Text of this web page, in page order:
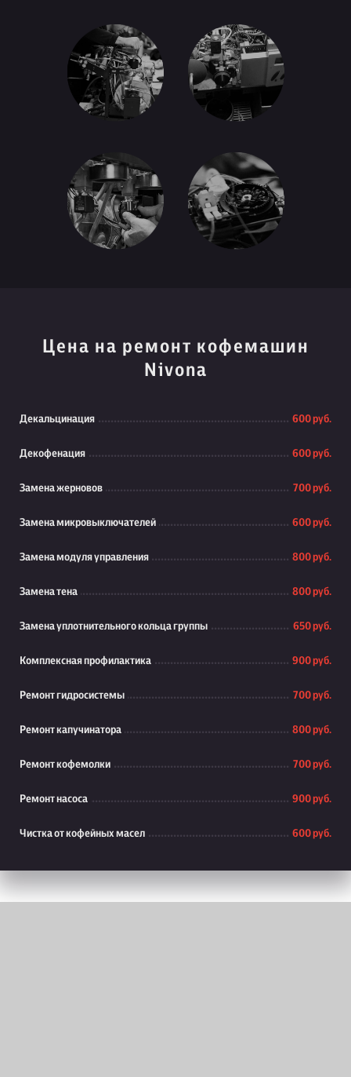
Цена на ремонт кофемашин
Nivona
Декальцинация 600 руб.
Декофенация 600 руб.
Замена жерновов 700 руб.
Замена микровыключателей 600 руб.
Замена модуля управления 800 руб.
Замена тена 800 руб.
Замена уплотнительного кольца группы 650 руб.
Комплексная профилактика 900 руб.
Ремонт гидросистемы 700 руб.
Ремонт капучинатора 800 руб.
Ремонт кофемолки 700 руб.
Ремонт насоса 900 руб.
Чистка от кофейных масел 600 руб.